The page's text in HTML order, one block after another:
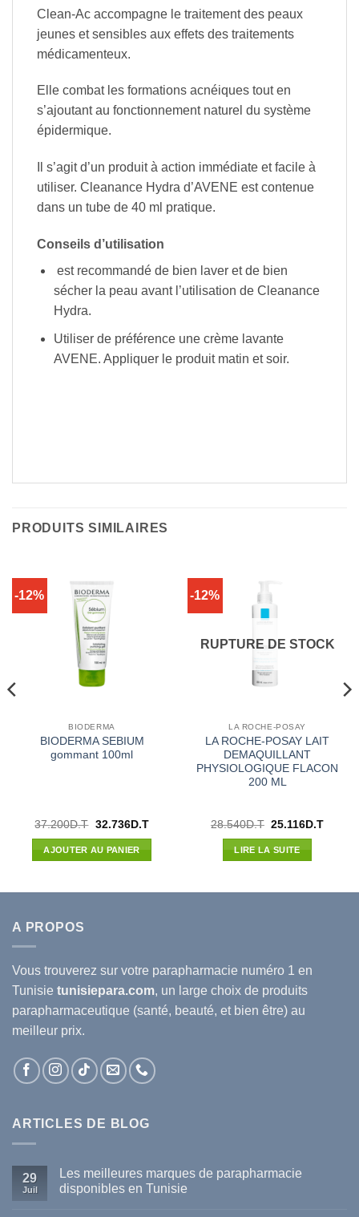
Clean-Ac accompagne le traitement des peaux
jeunes et sensibles aux effets des traitements
médicamenteux.
Elle combat les formations acnéiques tout en
s’ajoutant au fonctionnement naturel du système
épidermique.
Il s’agit d’un produit à action immédiate et facile à
utiliser. Cleanance Hydra d’AVENE est contenue
dans un tube de 40 ml pratique.
Conseils d’utilisation
est recommandé de bien laver et de bien
sécher la peau avant l’utilisation de Cleanance
Hydra.
Utiliser de préférence une crème lavante
AVENE. Appliquer le produit matin et soir.
PRODUITS SIMILAIRES
-12%
BIODERMA
BIODERMA SEBIUM
gommant 100ml
37.200D.T Le
initial
était :
32.736D.TLe
AJOUTER AU PANIER
-12%
RUPTURE DE STOCK
LA ROCHE-POSAY
LA ROCHE-POSAY LAIT
DEMAQUILLANT
PHYSIOLOGIQUE FLACON
200 ML
28.540D.T Le
initial
était :
25.116 D.TLe
LIRE LA SUITE
A PROPOS
Vous trouverez sur votre parapharmacie numéro 1 en
Tunisie tunisiepara.com, un large choix de produits
parapharmaceutique (santé, beauté, et bien être) au
meilleur prix.
ARTICLES DE BLOG
29
Juil
Les meilleures marques de parapharmacie
disponibles en Tunisie